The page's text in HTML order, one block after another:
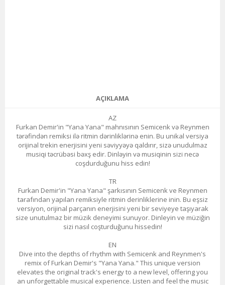
AÇIKLAMA
AZ
Furkan Demir'in "Yana Yana" mahnısının Semicenk və Reynmen
tərəfindən remiksi ilə ritmin dərinliklərinə enin. Bu unikal versiya
orijinal trekin enerjisini yeni səviyyəyə qaldırır, sizə unudulmaz
musiqi təcrübəsi bəxş edir. Dinləyin və musiqinin sizi necə
coşdurduğunu hiss edin!
TR
Furkan Demir'in "Yana Yana" şarkısının Semicenk ve Reynmen
tarafından yapılan remiksiyle ritmin derinliklerine inin. Bu eşsiz
versiyon, orijinal parçanın enerjisini yeni bir seviyeye taşıyarak
size unutulmaz bir müzik deneyimi sunuyor. Dinleyin ve müziğin
sizi nasıl coşturduğunu hissedin!
EN
Dive into the depths of rhythm with Semicenk and Reynmen's
remix of Furkan Demir's "Yana Yana." This unique version
elevates the original track's energy to a new level, offering you
an unforgettable musical experience. Listen and feel the music